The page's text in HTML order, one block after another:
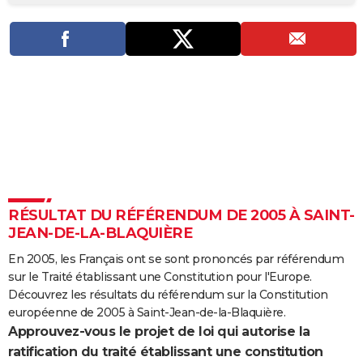
PHOTO
GUIDES D'ACHAT
COPAINS D'AVANT
FORUM
Bricolage
Lifestyle
Culture
Sport
Auto
Television
Voyage
Cinema
RÉSULTAT DU RÉFÉRENDUM DE 2005 À SAINT-
JEAN-DE-LA-BLAQUIÈRE
En 2005, les Français ont se sont prononcés par référendum
sur le Traité établissant une Constitution pour l'Europe.
Découvrez les résultats du référendum sur la Constitution
européenne de 2005 à Saint-Jean-de-la-Blaquière.
Approuvez-vous le projet de loi qui autorise la
ratification du traité établissant une constitution